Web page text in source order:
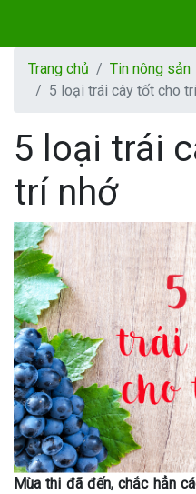
Trang chủ
Tin nông sản
5 loại trái cây tốt cho
5 loại trái
trí nhớ
Mùa thi đã đến, chắc hẳn